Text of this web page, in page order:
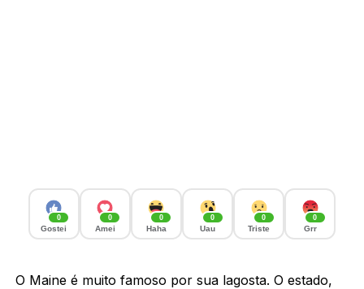
0
Gostei
0
Amei
0
Haha
0
Uau
0
Triste
0
Grr
O Maine é muito famoso por sua lagosta. O estado,